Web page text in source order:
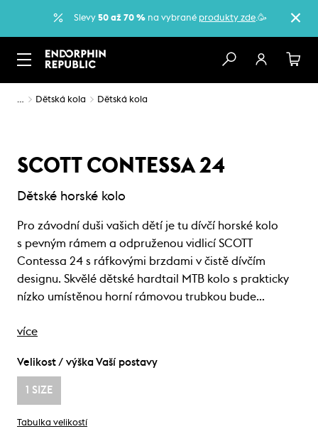
Slevy 50 až 70 % na vybrané produkty zde.🥳
… Dětská kola Dětská kola
SCOTT CONTESSA 24
Dětské horské kolo
Pro závodní duši vašich dětí je tu dívčí horské kolo
s pevným rámem a odpruženou vidlicí SCOTT
Contessa 24 s ráfkovými brzdami v čistě dívčím
designu. Skvělé dětské hardtail MTB kolo s prakticky
nízko umístěnou horní rámovou trubkou bude…
více
Velikost / výška Vaší postavy
1 SIZE
Tabulka velikostí